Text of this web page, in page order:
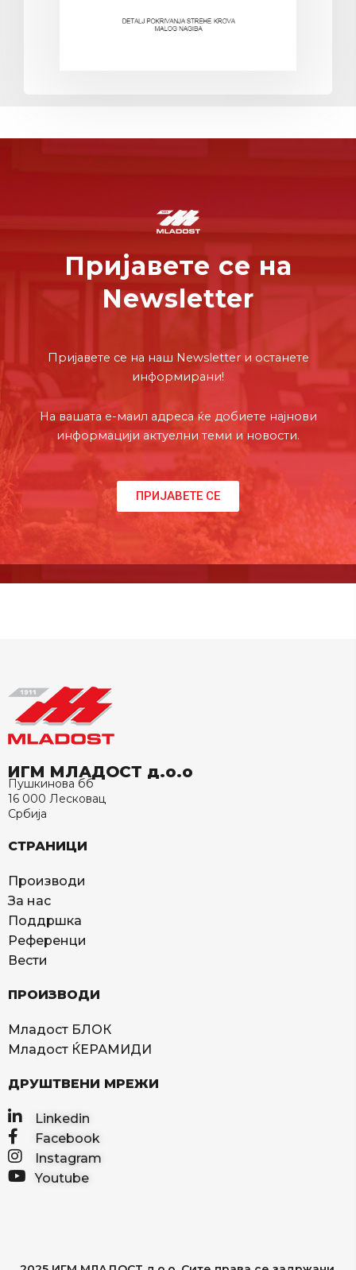
Пријавете се на
Newsletter
Пријавете се на наш Newsletter и останете
информирани!
На вашата е-маил адреса ќе добиете најнови
информацији актуелни теми и новости.
ПРИЈАВЕТЕ СЕ
ИГМ МЛАДОСТ д.о.о
Пушкинова бб
16 000 Лесковац
Србија
СТРАНИЦИ
Производи
За нас
Поддршка
Референци
Вести
ПРОИЗВОДИ
Младост БЛОК
Младост ЌЕРАМИДИ
ДРУШТВЕНИ МРЕЖИ
Linkedin
Facebook
Instagram
Youtube